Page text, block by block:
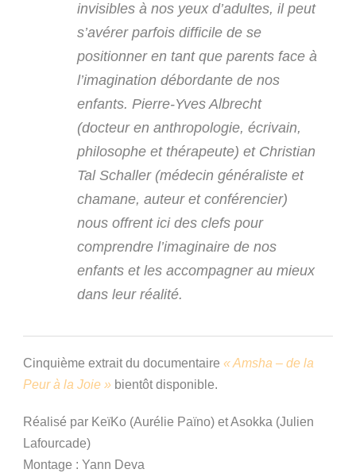
invisibles à nos yeux d’adultes, il peut
s’avérer parfois difficile de se
positionner en tant que parents face à
l’imagination débordante de nos
enfants. Pierre-Yves Albrecht
(docteur en anthropologie, écrivain,
philosophe et thérapeute) et Christian
Tal Schaller (médecin généraliste et
chamane, auteur et conférencier)
nous offrent ici des clefs pour
comprendre l’imaginaire de nos
enfants et les accompagner au mieux
dans leur réalité.
Cinquième extrait du documentaire « Amsha – de la
Peur à la Joie » bientôt disponible.
Réalisé par KeïKo (Aurélie Païno) et Asokka (Julien
Lafourcade)
Montage : Yann Deva